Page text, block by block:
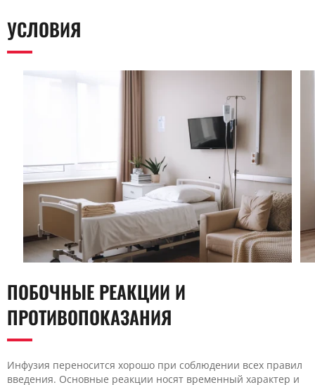
УСЛОВИЯ
ПОБОЧНЫЕ РЕАКЦИИ И
ПРОТИВОПОКАЗАНИЯ
Инфузия переносится хорошо при соблюдении всех правил
введения. Основные реакции носят временный характер и